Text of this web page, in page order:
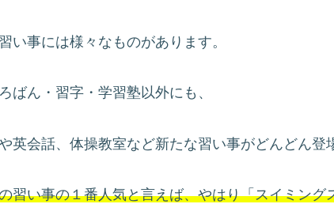
い事には様々なものがあります。
ばん・習字・学習塾以外にも、
英会話、体操教室など新たな習い事がどんどん登
習い事の１番人気と言えば、やはり「スイミング